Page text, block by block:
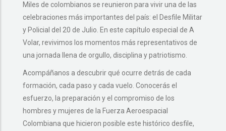
Miles de colombianos se reunieron para vivir una de las
celebraciones más importantes del país: el Desfile Militar
y Policial del 20 de Julio. En este capítulo especial de A
Volar, revivimos los momentos más representativos de
una jornada llena de orgullo, disciplina y patriotismo.
Acompáñanos a descubrir qué ocurre detrás de cada
formación, cada paso y cada vuelo. Conocerás el
esfuerzo, la preparación y el compromiso de los
hombres y mujeres de la Fuerza Aeroespacial
Colombiana que hicieron posible este histórico desfile,